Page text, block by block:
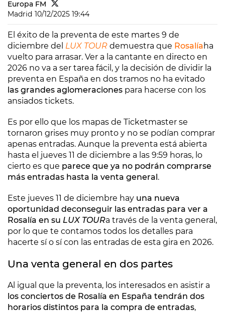
Europa FM
Madrid 10/12/2025 19:44
El éxito de la preventa de este martes 9 de
diciembre del LUX TOUR demuestra que Rosalíaha
vuelto para arrasar. Ver a la cantante en directo en
2026 no va a ser tarea fácil, y la decisión de dividir la
preventa en España en dos tramos no ha evitado
las grandes aglomeraciones para hacerse con los
ansiados tickets.
Es por ello que los mapas de Ticketmaster se
tornaron grises muy pronto y no se podían comprar
apenas entradas. Aunque la preventa está abierta
hasta el jueves 11 de diciembre a las 9:59 horas, lo
cierto es que parece que ya no podrán comprarse
más entradas hasta la venta general.
Este jueves 11 de diciembre hay una nueva
oportunidad deconseguir las entradas para ver a
Rosalía en su LUX TOURa través de la venta general,
por lo que te contamos todos los detalles para
hacerte sí o sí con las entradas de esta gira en 2026.
Una venta general en dos partes
Al igual que la preventa, los interesados en asistir a
los conciertos de Rosalía en España tendrán dos
horarios distintos para la compra de entradas,